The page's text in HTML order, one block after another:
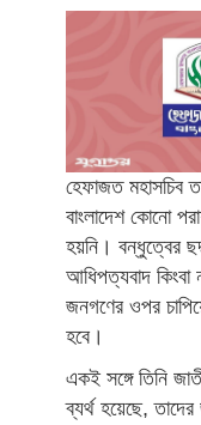
হেফাজত মহাসচিব
বাংলাদেশ কোনো
হয়নি। বন্ধুত্বের
আধিপত্যবাদ
জনগণের ওপর
হবে।
একই সঙ্গে তিনি
ব্যর্থ হয়েছে,